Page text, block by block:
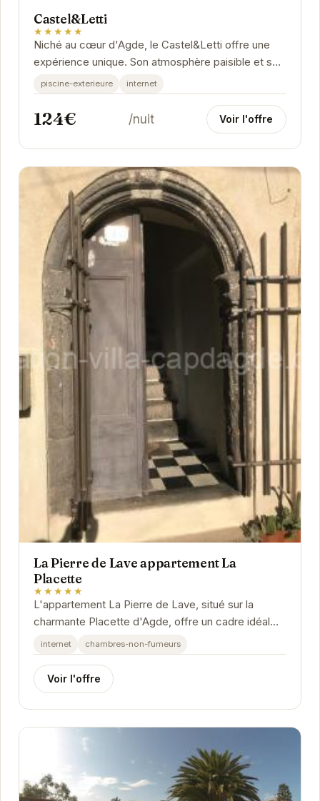
Castel&Letti
★★★★★
Niché au cœur d'Agde, le Castel&Letti offre une
expérience unique. Son atmosphère paisible et son
service attentionné en font un lieu idéal...
piscine-exterieure internet
124€ /nuit Voir l'offre
La Pierre de Lave appartement La
Placette
★★★★★
L'appartement La Pierre de Lave, situé sur la
charmante Placette d'Agde, offre un cadre idéal
pour un séjour inoubliable. Son emplacement...
internet chambres-non-fumeurs
Voir l'offre